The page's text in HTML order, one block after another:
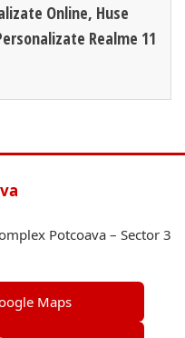
Online, Huse
Realme 11
Potcoava – Sector 3
Maps